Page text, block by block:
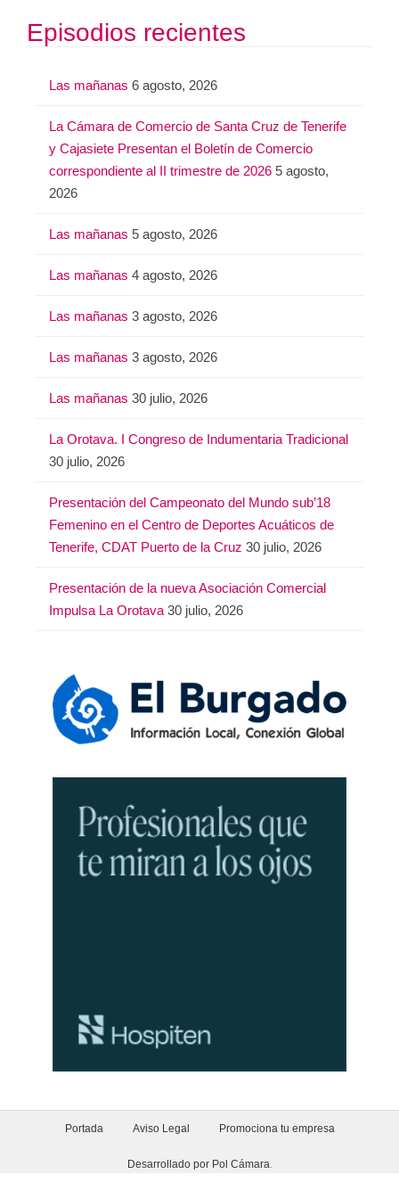
Episodios recientes
Las mañanas 6 agosto, 2026
La Cámara de Comercio de Santa Cruz de Tenerife
y Cajasiete Presentan el Boletín de Comercio
correspondiente al II trimestre de 2026 5 agosto,
2026
Las mañanas 5 agosto, 2026
Las mañanas 4 agosto, 2026
Las mañanas 3 agosto, 2026
Las mañanas 3 agosto, 2026
Las mañanas 30 julio, 2026
La Orotava. I Congreso de Indumentaria Tradicional
30 julio, 2026
Presentación del Campeonato del Mundo sub’18
Femenino en el Centro de Deportes Acuáticos de
Tenerife, CDAT Puerto de la Cruz 30 julio, 2026
Presentación de la nueva Asociación Comercial
Impulsa La Orotava 30 julio, 2026
Portada Aviso Legal Promociona tu empresa
Desarrollado por Pol Cámara